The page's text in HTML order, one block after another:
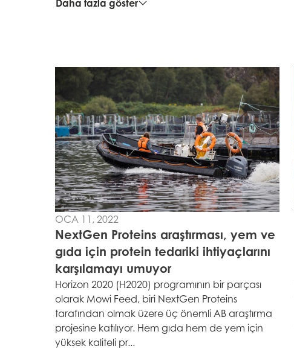
Asia
Mowi China
Daha fazla göster
OCA 11, 2022
NextGen Proteins araştırması, yem ve
gıda için protein tedariki ihtiyaçlarını
karşılamayı umuyor
Horizon 2020 (H2020) programının bir parçası
olarak Mowi Feed, biri NextGen Proteins
tarafından olmak üzere üç önemli AB araştırma
projesine katılıyor. Hem gıda hem de yem için
yüksek kaliteli pr...